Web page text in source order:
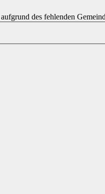
des fehlenden